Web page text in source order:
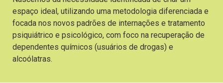
espaço ideal, utilizando uma metodologia diferenciada e
focada nos novos padrões de internações e tratamento
psiquiátrico e psicológico, com foco na recuperação de
dependentes químicos (usuários de drogas) e
alcoólatras.